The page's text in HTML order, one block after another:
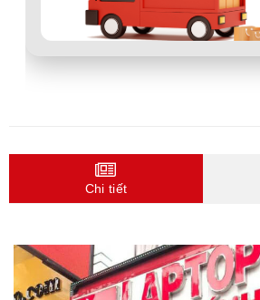
Chi tiết